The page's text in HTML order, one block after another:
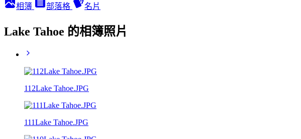
相簿 部落格 名片
Lake Tahoe 的相簿照片
112Lake Tahoe.JPG
111Lake Tahoe.JPG